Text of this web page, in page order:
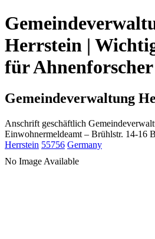
Herrstein |
für Ahnenforscher
Gemeindeverwaltung
Anschrift geschäftlich
Einwohnermeldeamt – Brühlstr. 14-16
Herrstein 55756 Germany
No Image Available